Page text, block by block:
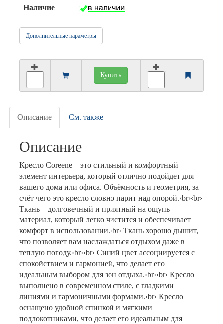
Наличие
Дополнительные параметры
Купить
Описание См. также
Описание
Кресло Coreene – это стильный и комфортный
элемент интерьера, который отлично подойдет для
вашего дома или офиса. Объёмность и геометрия, за
счёт чего это кресло словно парит над опорой.‹br›‹br›
Ткань – долговечный и приятный на ощупь
материал, который легко чистится и обеспечивает
комфорт в использовании.‹br› Ткань хорошо дышит,
что позволяет вам наслаждаться отдыхом даже в
теплую погоду.‹br›‹br› Синий цвет ассоциируется с
спокойствием и гармонией, что делает его
идеальным выбором для зон отдыха.‹br›‹br› Кресло
выполнено в современном стиле, с гладкими
линиями и гармоничными формами.‹br› Кресло
оснащено удобной спинкой и мягкими
подлокотниками, что делает его идеальным для